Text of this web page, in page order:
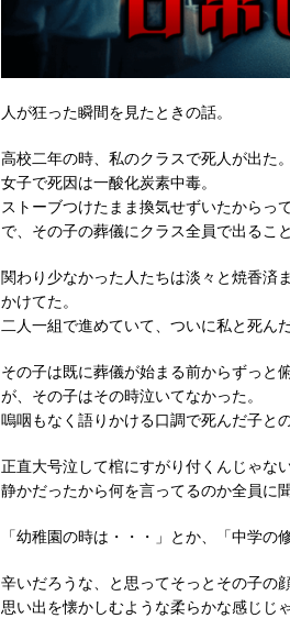
人が狂った瞬間を見たときの話。
高校二年の時、私のクラスで死人が出た。
女子で死因は一酸化炭素中毒。
ストーブつけたまま換気せずいたからっ
で、その子の葬儀にクラス全員で出るこ
関わり少なかった人たちは淡々と焼香済
かけてた。
二人一組で進めていて、ついに私と死ん
その子は既に葬儀が始まる前からずっと
が、その子はその時泣いてなかった。
嗚咽もなく語りかける口調で死んだ子と
正直大号泣して棺にすがり付くんじゃな
静かだったから何を言ってるのか全員に
「幼稚園の時は・・・」とか、「中学の
辛いだろうな、と思ってそっとその子の
思い出を懐かしむような柔らかな感じじゃ